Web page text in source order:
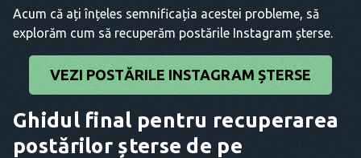
Acum că ați înțeles semnificația acestei probleme, să
explorăm cum să recuperăm postările Instagram șterse.
VEZI POSTĂRILE INSTAGRAM ȘTERSE
Ghidul final pentru recuperarea
postărilor șterse de pe